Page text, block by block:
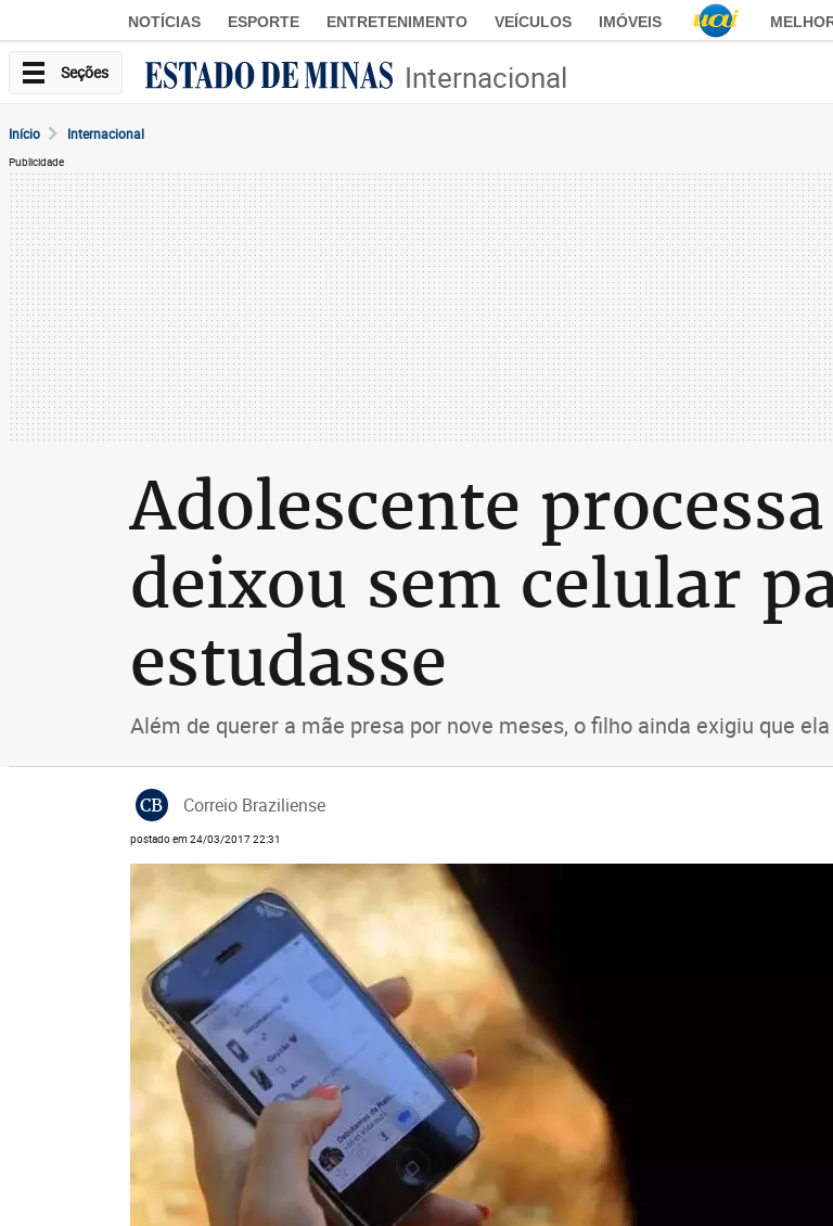
NOTÍCIAS ESPORTE ENTRETENIMENTO VEÍCULOS IMÓVEIS
Seções Internacional
Início Internacional
Publicidade
Adolescente
deixou sem celular
estudasse
Além de querer a mãe presa por nove meses, o filho ainda exigiu que
CB Correio Braziliense
postado em 24/03/2017 22:31